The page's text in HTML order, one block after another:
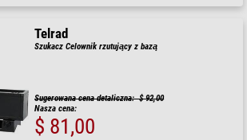
Telrad
Szukacz Celownik rzutujący z bazą
Sugerowana cena detaliczna: $ 92,00
Nasza cena:
$ 81,00